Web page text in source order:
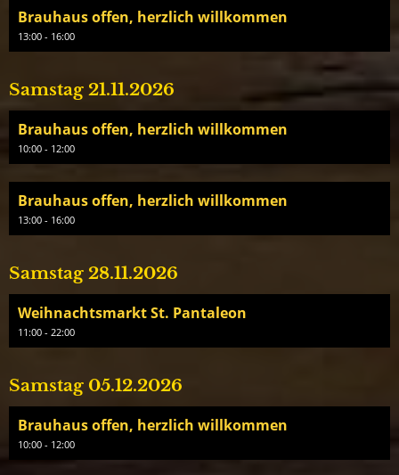
Brauhaus offen, herzlich willkommen
13:00 - 16:00
Samstag 21.11.2026
Brauhaus offen, herzlich willkommen
10:00 - 12:00
Brauhaus offen, herzlich willkommen
13:00 - 16:00
Samstag 28.11.2026
Weihnachtsmarkt St. Pantaleon
11:00 - 22:00
Samstag 05.12.2026
Brauhaus offen, herzlich willkommen
10:00 - 12:00